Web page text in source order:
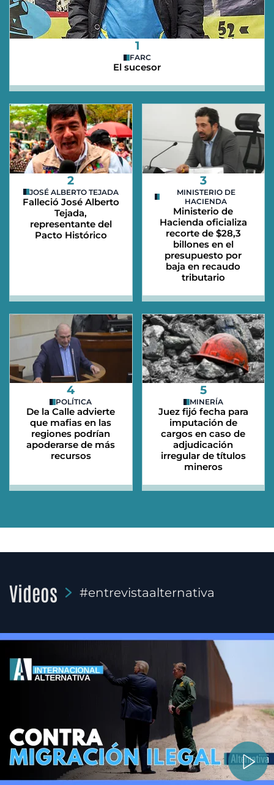
1
FARC
El sucesor
2
JOSÉ ALBERTO TEJADA
Falleció José Alberto
Tejada,
representante del
Pacto Histórico
3
MINISTERIO DE
HACIENDA
Ministerio de
Hacienda oficializa
recorte de $28,3
billones en el
presupuesto por
baja en recaudo
tributario
4
POLÍTICA
De la Calle advierte
que mafias en las
regiones podrían
apoderarse de más
recursos
5
MINERÍA
Juez fijó fecha para
imputación de
cargos en caso de
adjudicación
irregular de títulos
mineros
Videos #entrevistaalternativa